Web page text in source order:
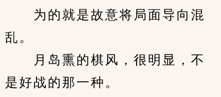
为的就是故意将局面导向混
乱。
月岛熏的棋风，很明显，不
是好战的那一种。